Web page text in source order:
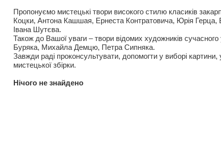
Пропонуємо мистецькі твори високого стилю класиків
Коцки, Антона Кашшая, Ернеста Контратовича, Юрія
Івана Шутєва.
Також до Вашої уваги – твори відомих художників
Буряка, Михайла Демцю, Петра Сипняка.
Завжди раді проконсультувати, допомогти у виборі картини,
мистецької збірки.
Нiчого не знайдено